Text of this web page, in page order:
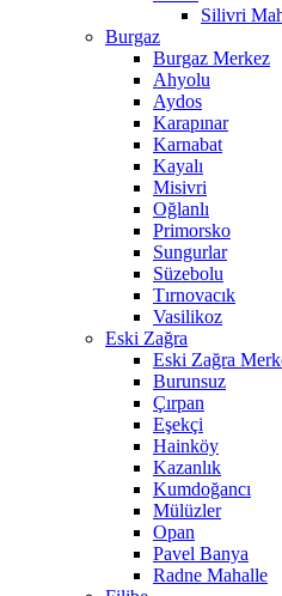
Silivri
Burgaz
Burgaz Merkez
Ahyolu
Aydos
Karapınar
Karnabat
Kayalı
Misivri
Oğlanlı
Primorsko
Sungurlar
Süzebolu
Tırnovacık
Vasilikoz
Eski Zağra
Eski Zağra
Burunsuz
Çırpan
Eşekçi
Hainköy
Kazanlık
Kumdoğancı
Mülüzler
Opan
Pavel Banya
Radne Mahalle